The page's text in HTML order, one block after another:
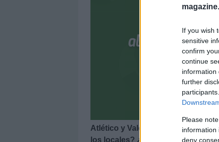
If you wish
sensitive
confirm
continue
information
further
Please
information
deny
Atlético y Valencia se enfrentan el
los locales? ¿Cuál será la